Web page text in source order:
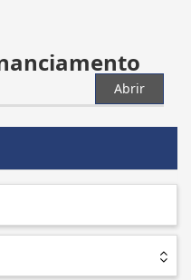
Abrir